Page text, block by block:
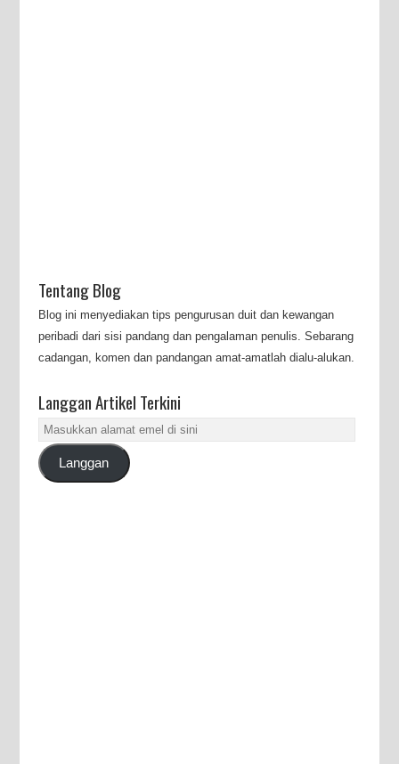
Tentang Blog
Blog ini menyediakan tips pengurusan duit dan kewangan
peribadi dari sisi pandang dan pengalaman penulis. Sebarang
cadangan, komen dan pandangan amat-amatlah dialu-alukan.
Langgan Artikel Terkini
Masukkan
alamat
emelLanggan